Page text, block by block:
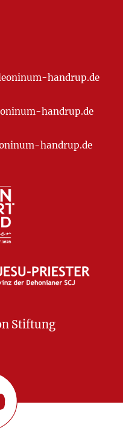
handrup.de
handrup.de
handrup.de
Stiftung